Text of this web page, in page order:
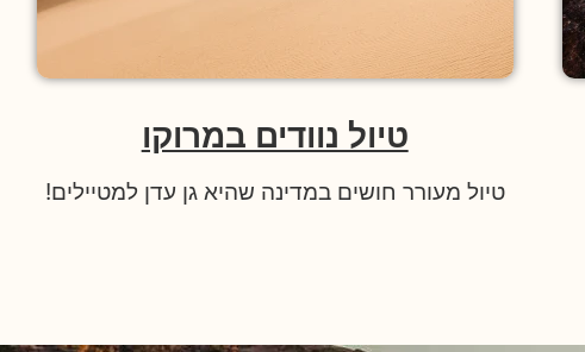
טיול נוודים במרוקו
טיול מעורר חושים במדינה שהיא גן עדן למטיילים!